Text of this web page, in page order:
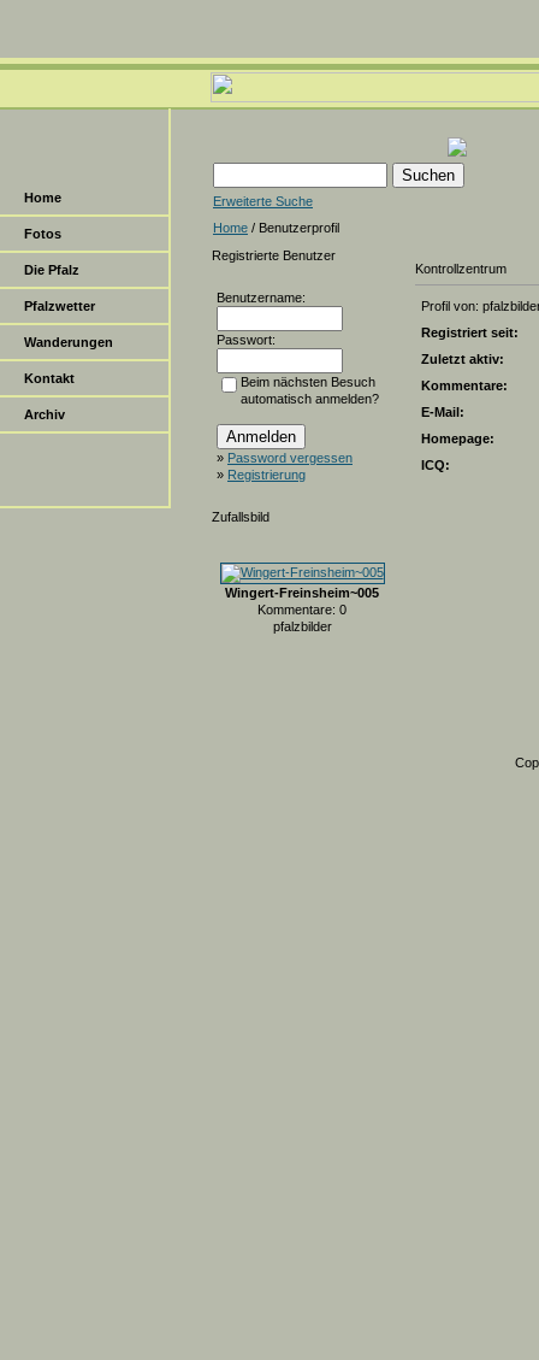
Home
Fotos
Die Pfalz
Pfalzwetter
Wanderungen
Kontakt
Archiv
Erweiterte Suche
Home / Benutzerprofil
Registrierte Benutzer
Benutzername:
Passwort:
Beim nächsten Besuch
automatisch anmelden?
» Password vergessen
» Registrierung
Zufallsbild
Wingert-Freinsheim~005
Kommentare: 0
pfalzbilder
Kontrollzentrum
Profil von:
Registriert seit:
Zuletzt aktiv:
Kommentare:
E-Mail:
Homepage:
ICQ: